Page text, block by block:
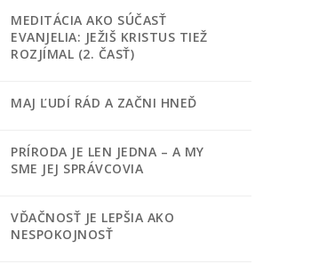
MEDITÁCIA AKO SÚČASŤ
EVANJELIA: JEŽIŠ KRISTUS TIEŽ
ROZJÍMAL (2. ČASŤ)
MAJ ĽUDÍ RÁD A ZAČNI HNEĎ
PRÍRODA JE LEN JEDNA – A MY
SME JEJ SPRÁVCOVIA
VĎAČNOSŤ JE LEPŠIA AKO
NESPOKOJNOSŤ